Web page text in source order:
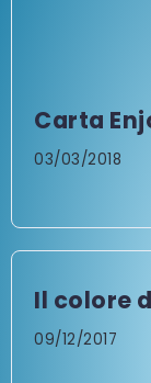
Carta
03/03/2018
Il colore
09/12/2017